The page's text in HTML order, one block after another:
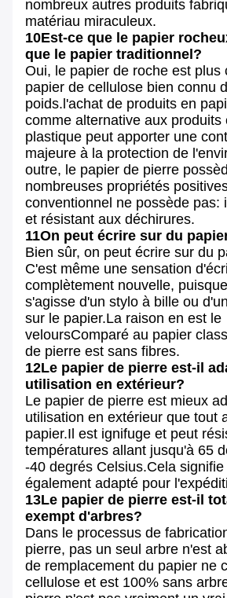
nombreux autres produits
matériau miraculeux.
10Est-ce que le papier
que le papier traditionnel?
Oui, le papier de roche est plus
papier de cellulose bien connu
poids.l'achat de produits en
comme alternative aux produits
plastique peut apporter une
majeure à la protection de
outre, le papier de pierre
nombreuses propriétés
conventionnel ne possède pas:
et résistant aux déchirures.
11On peut écrire sur du
Bien sûr, on peut écrire sur du
C'est même une sensation
complètement nouvelle,
s'agisse d'un stylo à bille ou
sur le papier.La raison en est le
veloursComparé au papier
de pierre est sans fibres.
12Le papier de pierre est-il
utilisation en extérieur?
Le papier de pierre est mieux
utilisation en extérieur que tout
papier.Il est ignifuge et peut
températures allant jusqu'à 65
-40 degrés Celsius.Cela
également adapté pour
13Le papier de pierre est-il
exempt d'arbres?
Dans le processus de
pierre, pas un seul arbre n'est
de remplacement du papier ne
cellulose et est 100% sans